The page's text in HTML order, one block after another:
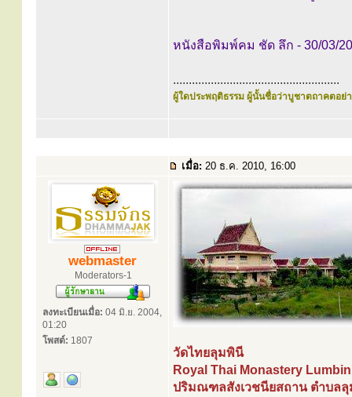
หนังสือพิมพ์คม ชัด ลึก - 30/03/
.....................................................
ผู้ใดประพฤติธรรม ผู้นั้นชื่อว่าบูชาตถาคตอย่า
เมื่อ: 20 ธ.ค. 2010, 16:00
webmaster
Moderators-1
ลงทะเบียนเมื่อ: 04 มิ.ย. 2004,
01:20
โพสต์: 1807
วัดไทยลุมพินี
Royal Thai Monastery
ปริมณฑลสังเวชนียสถาน ตำบลลุ